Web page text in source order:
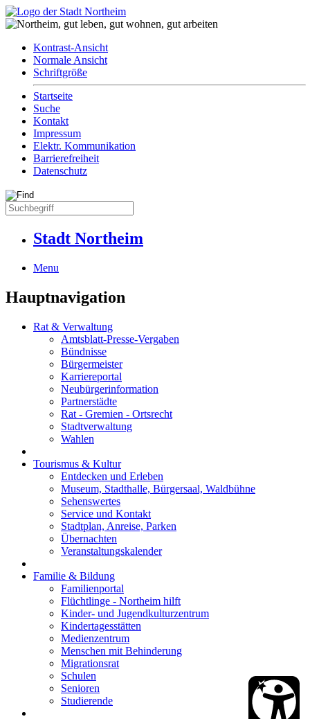
Kontrast-Ansicht
Normale Ansicht
Schriftgröße
Startseite
Suche
Kontakt
Impressum
Elektr. Kommunikation
Barrierefreiheit
Datenschutz
Stadt Northeim
Menu
Hauptnavigation
Rat & Verwaltung
Amtsblatt-Presse-Vergaben
Bündnisse
Bürgermeister
Karriereportal
Neubürgerinformation
Partnerstädte
Rat - Gremien - Ortsrecht
Stadtverwaltung
Wahlen
Tourismus & Kultur
Entdecken und Erleben
Museum, Stadthalle, Bürgersaal, Waldbühne
Sehenswertes
Service und Kontakt
Stadtplan, Anreise, Parken
Übernachten
Veranstaltungskalender
Familie & Bildung
Familienportal
Flüchtlinge - Northeim hilft
Kinder- und Jugendkulturzentrum
Kindertagesstätten
Medienzentrum
Menschen mit Behinderung
Migrationsrat
Schulen
Senioren
Studierende